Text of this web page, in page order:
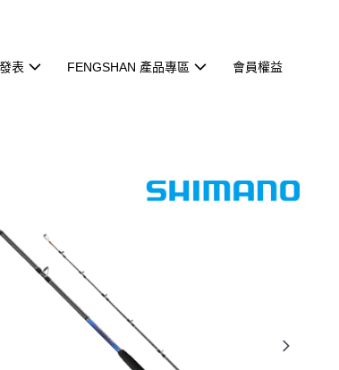
表 FENGSHAN 產品專區 會員權益